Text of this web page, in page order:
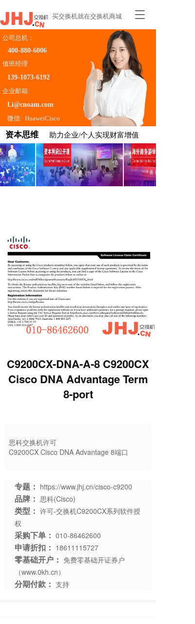
T
e
n
a
i
o
n
买交换机就在交换机商城
公司总机：
400-880-6006
值班经理
139-1073-6192
企业邮箱:
Li@cnoam.com
微信:  HuaweiCisco
助力企业/个人实现财富增值
资本思维
C9200CX-DNA-A-8 C9200CX
Cisco DNA Advantage Term
8-port
思科交换机许可
C9200CX Cisco DNA Advantage 8端口
专题： https://www.jhj.cn/cisco-c9200
品牌： 思科(Cisco)
类型： 许可-交换机C9200CX系列软件授
权
采购下单： 010-86462600
申请折扣： 18611115727
零基础开户： 免费零基础开证券户
（www.0kh.cn）
分期付款： 支持